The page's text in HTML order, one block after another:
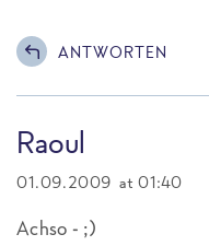
ANTWORTEN
Raoul
01.09.2009 at 01:40
Achso - ;)